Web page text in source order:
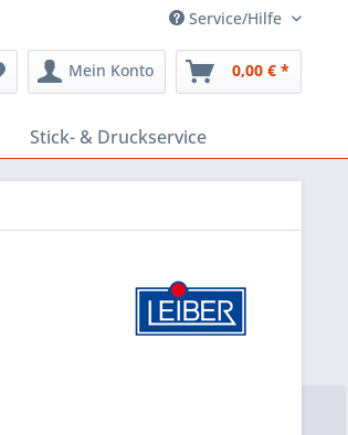
Service/Hilfe
Mein Konto 0,00 € *
Stick- & Druckservice